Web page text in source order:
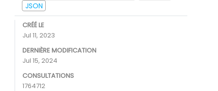
JSON
CRÉÉ LE
Jul 11, 2023
DERNIÈRE MODIFICATION
Jul 15, 2024
CONSULTATIONS
1764712